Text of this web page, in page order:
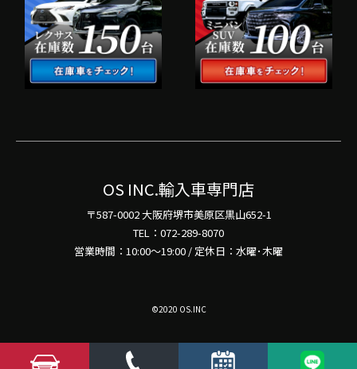
OS INC.輸入車専門店
〒587-0002 大阪府堺市美原区黒山652-1
TEL：072-289-8070
営業時間：10:00～19:00 / 定休日：水曜･木曜
©2020 OS.INC